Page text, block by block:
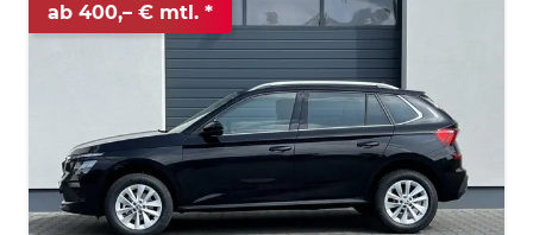
ab 400,– € mtl.